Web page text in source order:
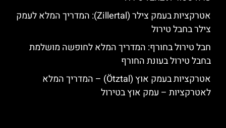
אטרקציות בעמק צילר (Zillertal): המדריך המלא לעמק
צילר בחבל טירול
חבל טירול בחורף: המדריך המלא לחופשה מושלמת
בחבל טירול בעונת החורף
אטרקציות בעמק אוץ (Ötztal) – המדריך המלא
לאטרקציות – עמק אוץ בטירול